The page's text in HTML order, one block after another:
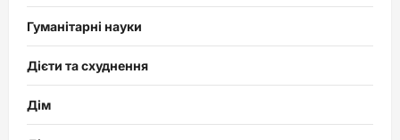
Гуманітарні науки
Дієти та схуднення
Дім